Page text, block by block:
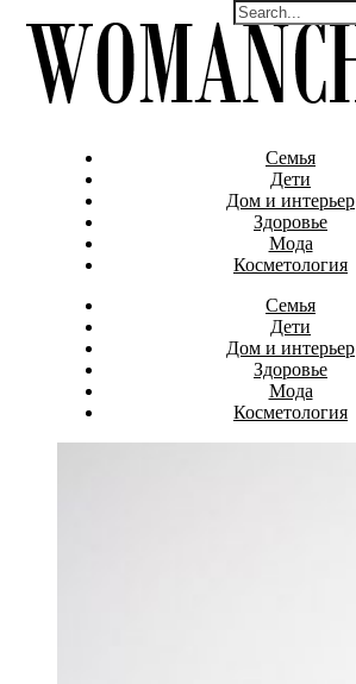
Семья
Дети
Дом и интерьер
Здоровье
Мода
Косметология
Семья
Дети
Дом и интерьер
Здоровье
Мода
Косметология